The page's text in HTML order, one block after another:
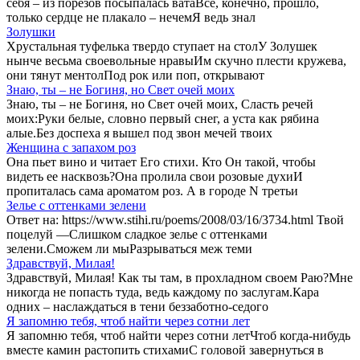
только сердце не плакало – нечемЯ ведь знал
Золушки
Хрустальная туфелька твердо ступает на столУ Золушек
нынче весьма своевольные нравыИм скучно плести кружева,
они тянут ментолПод рок или поп, открывают
Знаю, ты – не Богиня, но Свет очей моих
Знаю, ты – не Богиня, но Свет очей моих, Сласть речей
моих:Руки белые, словно первый снег, а уста как рябина
алые.Без доспеха я вышел под звон мечей твоих
Женщина с запахом роз
Она пьет вино и читает Его стихи. Кто Он такой, чтобы
видеть ее насквозь?Она пролила свои розовые духиИ
пропиталась сама ароматом роз. А в городе N третьи
Зелье с оттенками зелени
Ответ на: https://www.stihi.ru/poems/2008/03/16/3734.html Твой
поцелуй —Слишком сладкое зелье с оттенками
зелени.Сможем ли мыРазрываться меж теми
Здравствуй, Милая!
Здравствуй, Милая! Как ты там, в прохладном своем Раю?Мне
никогда не попасть туда, ведь каждому по заслугам.Кара
одних – наслаждаться в тени беззаботно-седого
Я запомню тебя, чтоб найти через сотни лет
Я запомню тебя, чтоб найти через сотни летЧтоб когда-нибудь
вместе камин растопить стихамиС головой завернуться в